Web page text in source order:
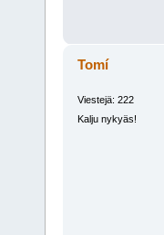
Tomí
Viestejä: 222
Kalju nykyäs!